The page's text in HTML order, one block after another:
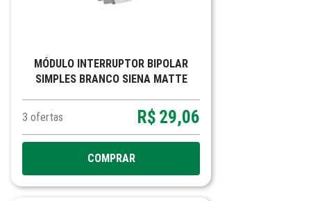
MÓDULO INTERRUPTOR BIPOLAR
SIMPLES BRANCO SIENA MATTE
3 ofertas R$ 29,06
COMPRAR